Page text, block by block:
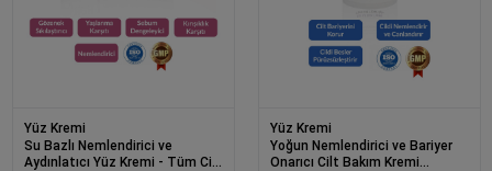
Yüz Kremi
Su Bazlı Nemlendirici ve
Aydınlatıcı Yüz Kremi - Tüm Cilt
Yüz Kremi
Yoğun Nemlendirici ve Bariyer
Onarıcı Cilt Bakım Kremi